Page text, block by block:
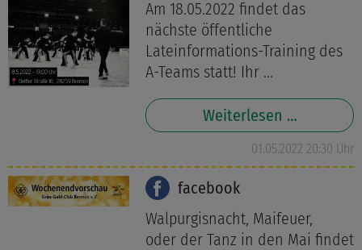
Am 18.05.2022 findet das
nächste öffentliche
Lateinformations-Training des
A-Teams statt! Ihr ...
Weiterlesen …
01.05.2022 20:30 Uhr
facebook
Walpurgisnacht, Maifeuer,
oder der Tanz in den Mai findet